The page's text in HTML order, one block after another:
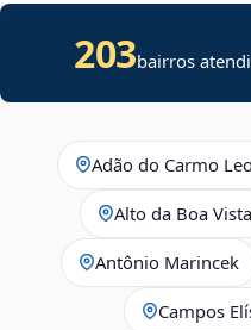
203bairros
Adão do Carmo
Alto da Boa Vista
Antônio Marincek
Campos